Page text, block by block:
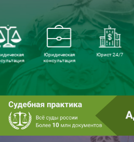
Юридическая
консультация
Юрист 24/7